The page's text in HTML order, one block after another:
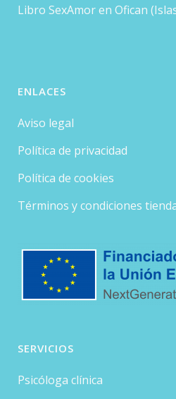
Libro SexAmor en Ofican
ENLACES
Aviso legal
Política de privacidad
Política de cookies
Términos y condiciones
SERVICIOS
Psicóloga clínica